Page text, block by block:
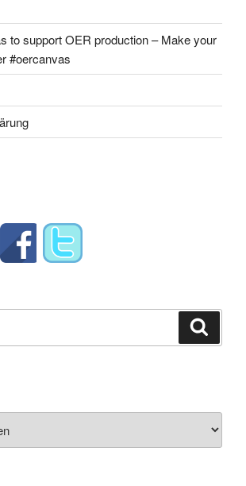
to support OER production – Make your
#oercanvas